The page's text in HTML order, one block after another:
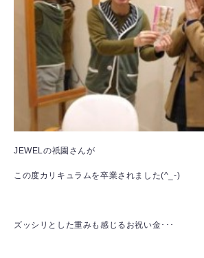
JEWELの祇園さんが
この度カリキュラムを卒業されました(^_-)
ズッシリとした重みも感じるお祝い金･･･